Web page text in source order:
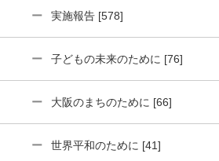
実施報告 [578]
子どもの未来のために [76]
大阪のまちのために [66]
世界平和のために [41]